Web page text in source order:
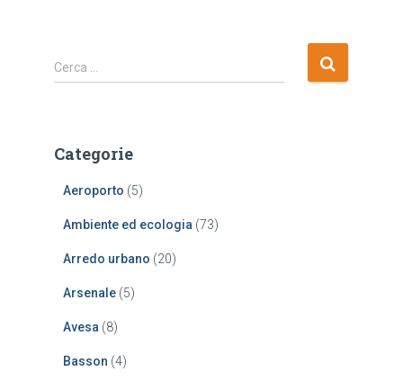
R
i
c
Cerca …
Categorie
Aeroporto (5)
Ambiente ed ecologia (73)
Arredo urbano (20)
Arsenale (5)
Avesa (8)
Basson (4)